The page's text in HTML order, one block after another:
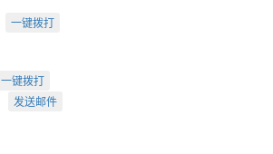
一键拨打
一键拨打
发送邮件